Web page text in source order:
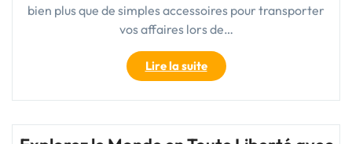
bien plus que de simples accessoires pour transporter
vos affaires lors de…
Lire la suite"Découvrez
l’Élégance
Colorée